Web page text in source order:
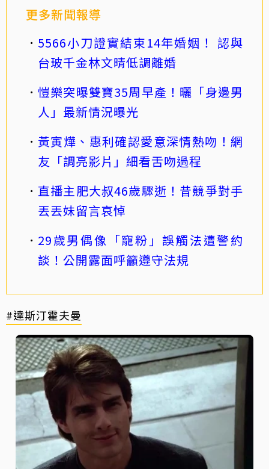
更多新聞報導
5566小刀證實結束14年婚姻！ 認與
台玻千金林文晴低調離婚
愷樂突曝雙寶35周早產！曬「身邊男
人」最新情況曝光
黃寅燁、惠利確認愛意深情熱吻！網
友「調亮影片」細看舌吻過程
直播主肥大叔46歲驟逝！昔競爭對手
丟丟妹留言哀悼
29歲男偶像「寵粉」誤觸法遭警約
談！公開露面呼籲遵守法規
#達斯汀霍夫曼